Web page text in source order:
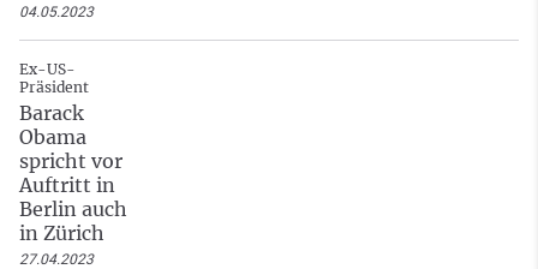
04.05.2023
Ex-US-
Präsident
Barack
Obama
spricht vor
Auftritt in
Berlin auch
in Zürich
27.04.2023